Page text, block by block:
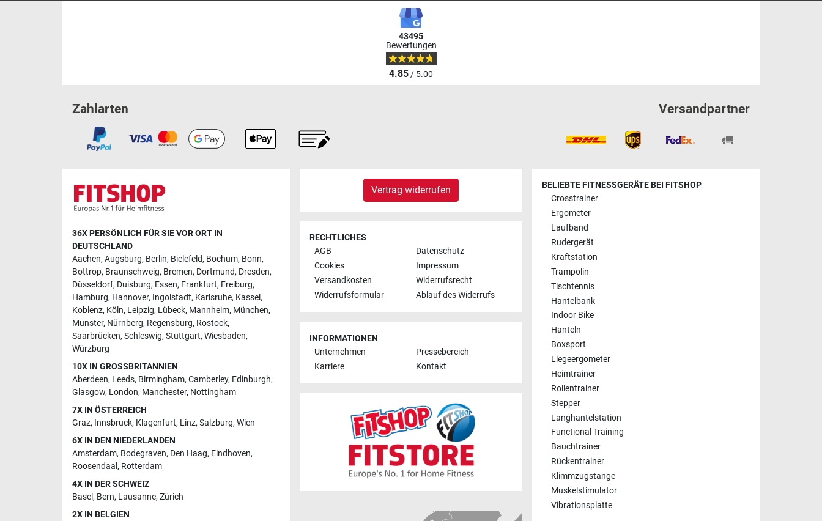
43495
Bewertungen
4.85/ 5.00
Zahlarten Versandpartner
36X PERSÖNLICH FÜR SIE VOR ORT IN
DEUTSCHLAND
Aachen, Augsburg, Berlin, Bielefeld, Bochum, Bonn,
Bottrop, Braunschweig, Bremen, Dortmund, Dresden,
Düsseldorf, Duisburg, Essen, Frankfurt, Freiburg,
Hamburg, Hannover, Ingolstadt, Karlsruhe, Kassel,
Koblenz, Köln, Leipzig, Lübeck, Mannheim, München,
Münster, Nürnberg, Regensburg, Rostock,
Saarbrücken, Schleswig, Stuttgart, Wiesbaden,
Würzburg
10X IN GROSSBRITANNIEN
Aberdeen, Leeds, Birmingham, Camberley, Edinburgh,
Glasgow, London, Manchester, Nottingham
7X IN ÖSTERREICH
Graz, Innsbruck, Klagenfurt, Linz, Salzburg, Wien
6X IN DEN NIEDERLANDEN
Amsterdam, Bodegraven, Den Haag, Eindhoven,
Roosendaal , Rotterdam
4X IN DER SCHWEIZ
Basel, Bern, Lausanne, Zürich
2X IN BELGIEN
Vertrag widerrufen
RECHTLICHES
AGB
Datenschutz
Cookies
Impressum
Versandkosten
Widerrufsrecht
Widerrufsformular
Ablauf des Widerrufs
INFORMATIONEN
Unternehmen
Pressebereich
Karriere
Kontakt
BELIEBTE FITNESSGERÄTE BEI FITSHOP
Crosstrainer
Ergometer
Laufband
Rudergerät
Kraftstation
Trampolin
Tischtennis
Hantelbank
Indoor Bike
Hanteln
Boxsport
Liegeergometer
Heimtrainer
Rollentrainer
Stepper
Langhantelstation
Functional Training
Bauchtrainer
Rückentrainer
Klimmzugstange
Muskelstimulator
Vibrationsplatte